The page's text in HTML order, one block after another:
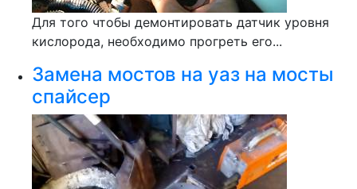
Для того чтобы демонтировать датчик уровня
кислорода, необходимо прогреть его...
Замена мостов на уаз на мосты
спайсер